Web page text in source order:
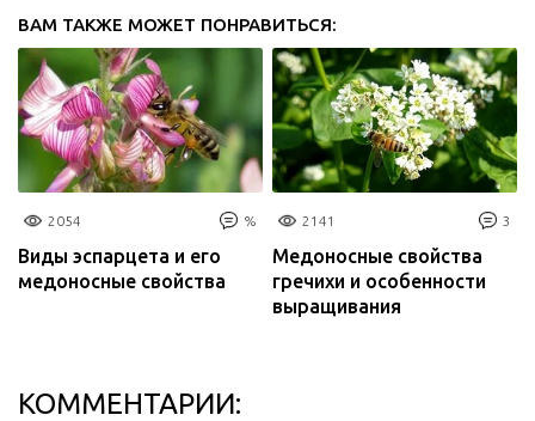
ВАМ ТАКЖЕ МОЖЕТ ПОНРАВИТЬСЯ:
2054 %
Виды эспарцета и его
медоносные свойства
2141 3
Медоносные свойства
гречихи и особенности
выращивания
КОММЕНТАРИИ: